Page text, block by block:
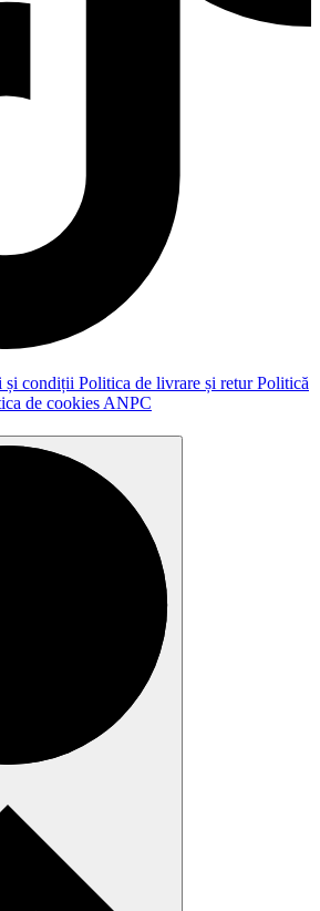
și condiții Politica de livrare și returPolitică
de cookies ANPC